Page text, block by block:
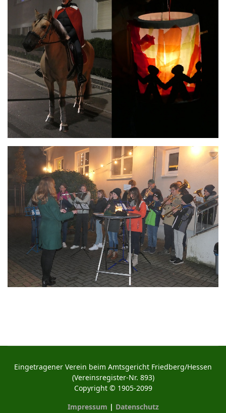
Eingetragener Verein beim Amtsgericht Friedberg/Hessen
(Vereinsregister-Nr. 893)
Copyright © 1905-2099
Impressum | Datenschutz